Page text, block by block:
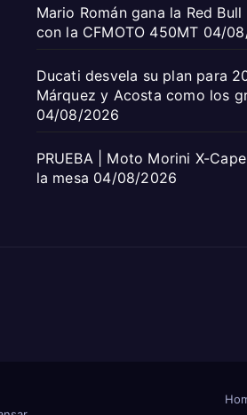
Mario Román gana la Red
con la CFMOTO 450MT 04/
Ducati desvela su plan para
Márquez y Acosta como los
04/08/2026
PRUEBA | Moto Morini X-
la mesa 04/08/2026